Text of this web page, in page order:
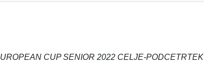
EUROPEAN CUP SENIOR 2022 CELJE-PODCETRTEK